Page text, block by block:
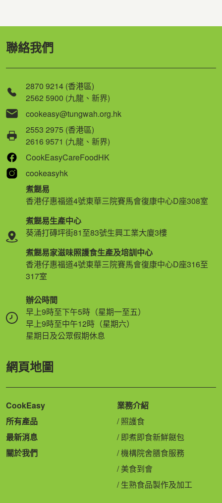
聯絡我們
2870 9214 (香港區)
2562 5900 (九龍、新界)
cookeasy@tungwah.org.hk
2553 2975 (香港區)
2616 9571 (九龍、新界)
CookEasyCareFoodHK
cookeasyhk
煮餸易
香港仔惠福道4號東華三院賽馬會復康中心D座308室
煮餸易生產中心
葵涌打磚坪街81至83號生興工業大廈3樓
煮餸易家滋味照護食生產及培訓中心
香港仔惠福道4號東華三院賽馬會復康中心D座316至
317室
辦公時間
早上9時至下午5時（星期一至五）
早上9時至中午12時（星期六）
星期日及公眾假期休息
網頁地圖
CookEasy
所有產品
最新消息
關於我們
業務介紹
照護食
即煮即食新鮮餸包
機構院舍膳食服務
美食到會
生熟食品製作及加工